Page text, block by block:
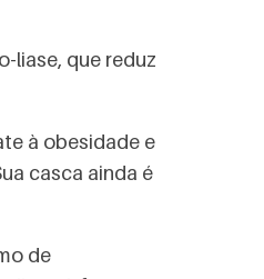
liase, que reduz
à obesidade e
casca ainda é
de